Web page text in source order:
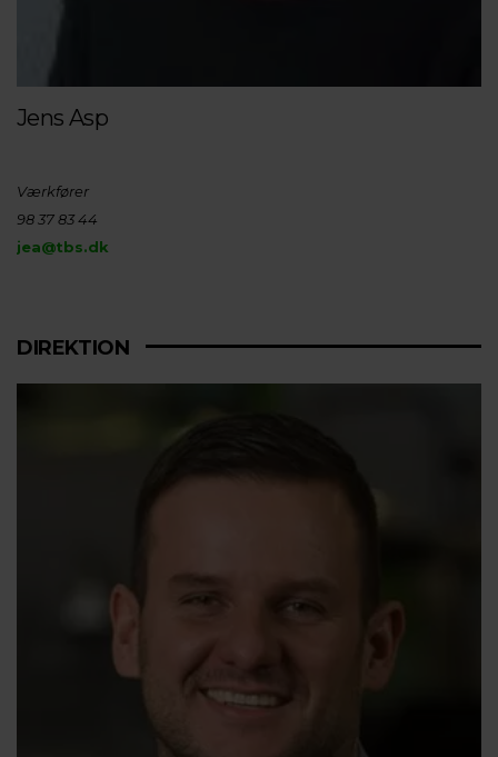
Jens Asp
Værkfører
98 37 83 44
jea@tbs.dk
DIREKTION